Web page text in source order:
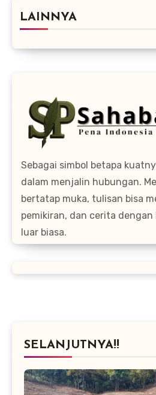
LAINNYA
Sebagai simbol betapa
dalam menjalin hubungan.
bertatap muka, tulisan bisa
pemikiran, dan cerita dengan
luar biasa.
SELANJUTNYA!!